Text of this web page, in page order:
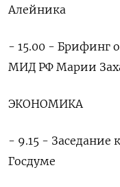
Алейника
- 15.00 - Брифинг
МИД РФ Марии
ЭКОНОМИКА
- 9.15 - Заседание
Госдуме